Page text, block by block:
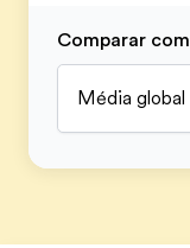
Comparar com
Média global